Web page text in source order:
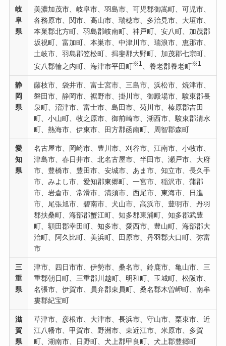
岐
阜
県
美濃加茂市、岐阜市、羽島市、可児郡御嵩町、可児市、
各務原市、関市、高山市、瑞穂市、多治見市、大垣市、
本巣郡北方町、羽島郡岐南町、神戸町、安八町、加茂郡
坂祝町、富加町、本巣市、中津川市、瑞浪市、恵那市、
土岐市、羽島郡笠松町、揖斐郡大野町、加茂郡七宗町、
安八郡輪之内町、海津市平田町※1 、養老郡養老町※1
静
岡
県
藤枝市、袋井市、富士宮市、三島市、浜松市、焼津市、
磐田市、静岡市、裾野市、掛川市、御殿場市、駿東郡長
泉町、沼津市、富士市、島田市、菊川市、榛原郡吉田
町、小山町、牧之原市、御前崎市、湖西市、駿東郡清水
町、熱海市、伊東市、田方郡函南町、周智郡森町
愛
知
県
名古屋市、岡崎市、豊川市、刈谷市、江南市、小牧市、
津島市、春日井市、北名古屋市、半田市、瀬戸市、大府
市、豊橋市、豊田市、安城市、あま市、知立市、長久手
市、みよし市、愛知郡東郷町、一宮市、稲沢市、蒲郡
市、岩倉市、常滑市、清須市、西尾市、東海市、日進
市、尾張旭市、碧南市、犬山市、高浜市、豊明市、丹羽
郡扶桑町、海部郡蟹江町、知多郡東浦町、知多郡武豊
町、額田郡幸田町、知多市、愛西市、豊山町、海部郡大
治町、阿久比町、美浜町、田原市、丹羽郡大口町、弥富
市
三
重
県
津市、四日市市、伊勢市、桑名市、鈴鹿市、亀山市、三
重郡朝日町、三重郡川越町、明和町、玉城町、松阪市、
名張市、伊賀市、員弁郡東員町、桑名郡木曽岬町、南牟
婁郡紀宝町
滋
賀
県
草津市、彦根市、大津市、長浜市、守山市、栗東市、近
江八幡市、甲賀市、野洲市、東近江市、米原市、多賀
町、湖南市、日野町、犬上郡甲良町、犬上郡豊郷町